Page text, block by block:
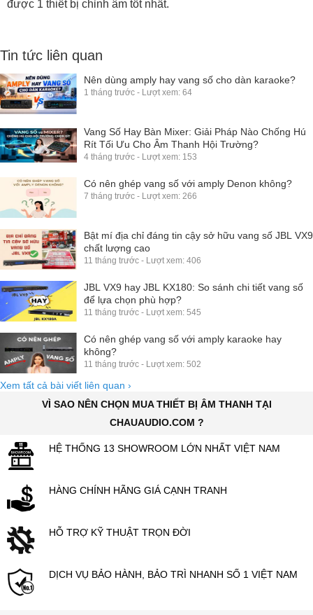
được 1 thiết bị chỉnh âm tốt nhất.
Tin tức liên quan
Nên dùng amply hay vang số cho dàn karaoke?
1 tháng trước - Lượt xem: 64
Vang Số Hay Bàn Mixer: Giải Pháp Nào Chống Hú
Rít Tối Ưu Cho Âm Thanh Hội Trường?
4 tháng trước - Lượt xem: 153
Có nên ghép vang số với amply Denon không?
7 tháng trước - Lượt xem: 266
Bật mí địa chỉ đáng tin cậy sở hữu vang số JBL VX9
chất lượng cao
11 tháng trước - Lượt xem: 406
JBL VX9 hay JBL KX180: So sánh chi tiết vang số
để lựa chọn phù hợp?
11 tháng trước - Lượt xem: 545
Có nên ghép vang số với amply karaoke hay
không?
11 tháng trước - Lượt xem: 502
Xem tất cả bài viết liên quan ›
VÌ SAO NÊN CHỌN MUA THIẾT BỊ ÂM THANH TẠI
CHAUAUDIO.COM ?
HỆ THỐNG 13 SHOWROOM LỚN NHẤT VIỆT NAM
HÀNG CHÍNH HÃNG GIÁ CẠNH TRANH
HỖ TRỢ KỸ THUẬT TRỌN ĐỜI
DỊCH VỤ BẢO HÀNH, BẢO TRÌ NHANH SỐ 1 VIỆT NAM